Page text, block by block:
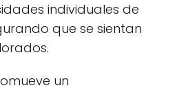
individuales de
que se sientan
un